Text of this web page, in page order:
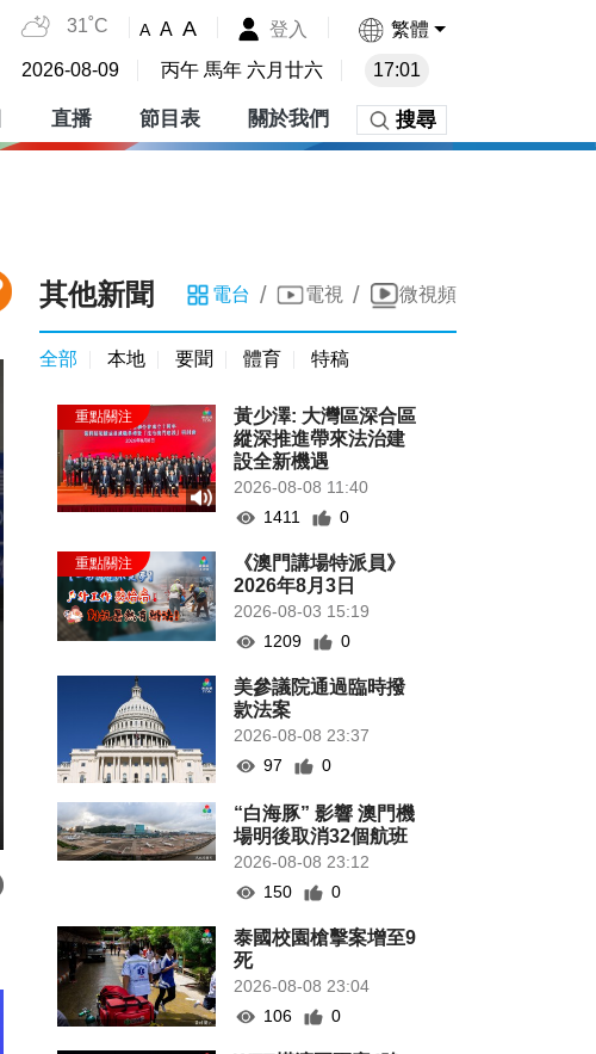
31˚C A A A 登入 繁體
2026-08-09 丙午 馬年 六月廿六 17:01
直播 節目表 關於我們 搜尋
其他新聞 電台 / 電視 / 微視頻
全部 本地 要聞 體育 特稿
黃少澤: 大灣區深合區
縱深推進帶來法治建
設全新機遇
2026-08-08 11:40
1411
0
《澳門講場特派員》
2026年8月3日
2026-08-03 15:19
1209
0
美參議院通過臨時撥
款法案
2026-08-08 23:37
97
0
“白海豚” 影響 澳門機
場明後取消32個航班
2026-08-08 23:12
150
0
泰國校園槍擊案增至9
死
2026-08-08 23:04
106
0